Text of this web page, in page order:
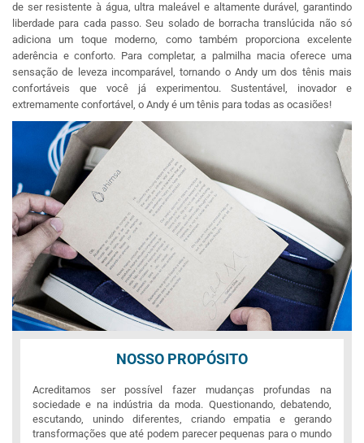
de ser resistente à água, ultra maleável e altamente durável, garantindo
liberdade para cada passo. Seu solado de borracha translúcida não só
adiciona um toque moderno, como também proporciona excelente
aderência e conforto. Para completar, a palmilha macia oferece uma
sensação de leveza incomparável, tornando o Andy um dos tênis mais
confortáveis que você já experimentou. Sustentável, inovador e
extremamente confortável, o Andy é um tênis para todas as ocasiões!
NOSSO PROPÓSITO
Acreditamos ser possível fazer mudanças profundas na
sociedade e na indústria da moda. Questionando, debatendo,
escutando, unindo diferentes, criando empatia e gerando
transformações que até podem parecer pequenas para o mundo